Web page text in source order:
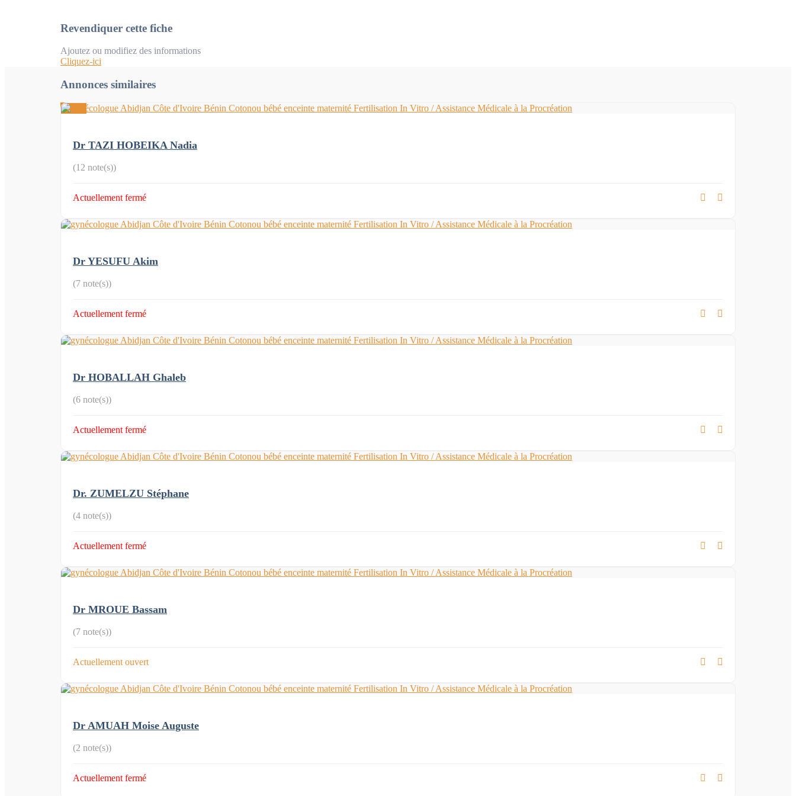
Revendiquer cette fiche
Ajoutez ou modifiez des informations
Cliquez-ici
Annonces similaires
Dr TAZI HOBEIKA Nadia
(12 note(s))
Actuellement fermé
Dr YESUFU Akim
(7 note(s))
Actuellement fermé
Dr HOBALLAH Ghaleb
(6 note(s))
Actuellement fermé
Dr. ZUMELZU Stéphane
(4 note(s))
Actuellement fermé
Dr MROUE Bassam
(7 note(s))
Actuellement ouvert
Dr AMUAH Moise Auguste
(2 note(s))
Actuellement fermé